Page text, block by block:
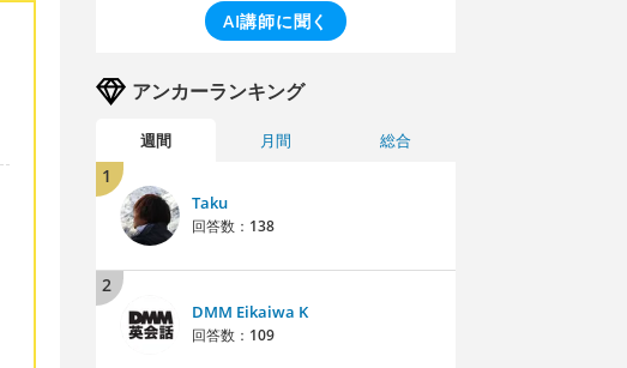
AI講師に聞く
アンカーランキング
週間 月間 総合
1
Taku
回答数： 138
2
DMM Eikaiwa K
回答数： 109